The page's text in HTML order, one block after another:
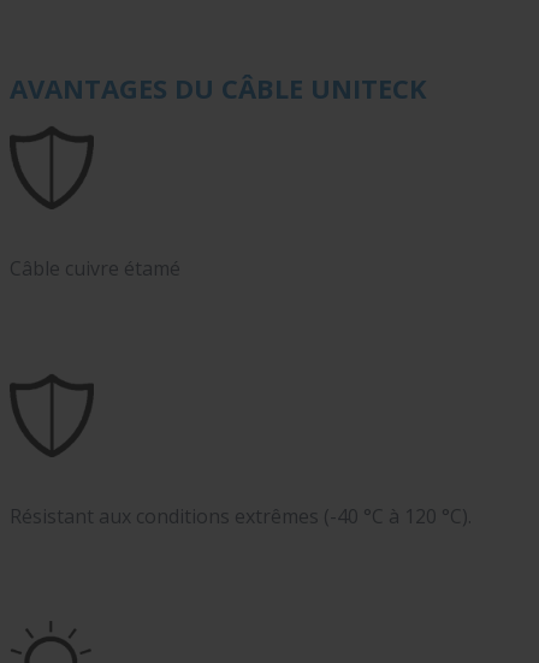
AVANTAGES DU CÂBLE UNITECK
Câble cuivre étamé
Résistant aux conditions extrêmes (-40 °C à 120 °C).